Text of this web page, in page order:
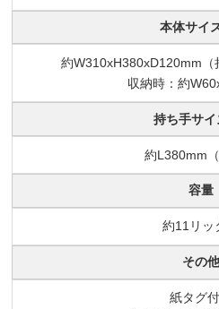
本体サイ
約W310xH380xD120mm（
収納時：約
持ち手サイ
約L380mm（
容量
約11リッ
その他
紙タグ